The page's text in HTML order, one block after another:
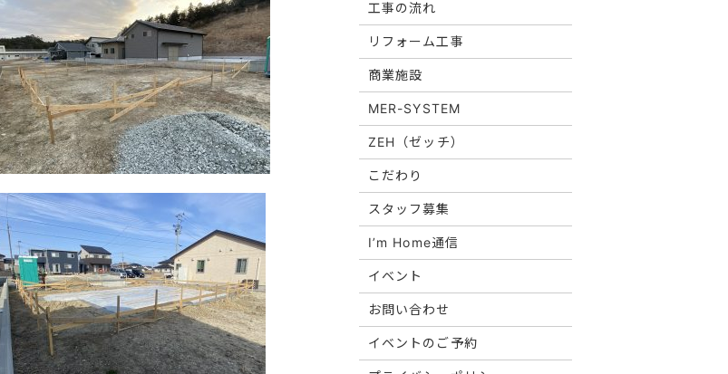
工事の流れ
リフォーム工事
商業施設
MER-SYSTEM
ZEH（ゼッチ）
こだわり
スタッフ募集
I’m Home通信
イベント
お問い合わせ
イベントのご予約